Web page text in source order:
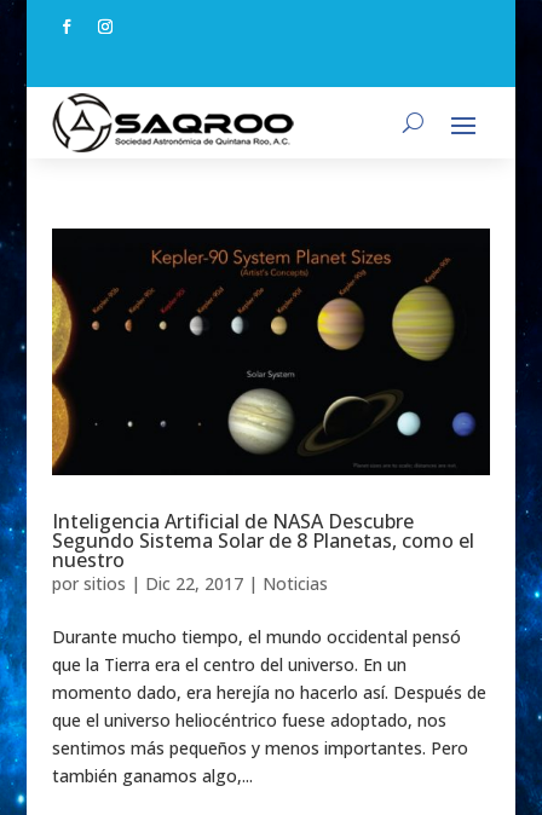
Inteligencia Artificial de NASA Descubre
Segundo Sistema Solar de 8 Planetas, como el
nuestro
por sitios | Dic 22, 2017| Noticias
Durante mucho tiempo, el mundo occidental pensó
que la Tierra era el centro del universo. En un
momento dado, era herejía no hacerlo así. Después de
que el universo heliocéntrico fuese adoptado, nos
sentimos más pequeños y menos importantes. Pero
también ganamos algo,...